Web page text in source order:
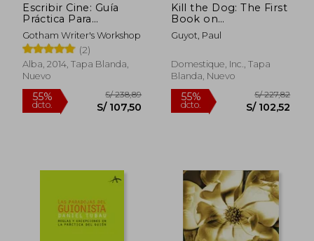
55%
dcto. S/ 89,33
55%
dcto.
S/
Escribir Cine: Guía
Práctica Para
Guionistas de la
Famosa Escuela de
Escritores de Nueva
York
Gotham Writer's Workshop
(2)
Alba, 2014, Tapa Blanda,
Nuevo
Kill the Dog: The First
Book on
Screenwriting to Tell
You the Truth (en
Guyot, Paul
Domestique, Inc., Tapa
Blanda, Nuevo